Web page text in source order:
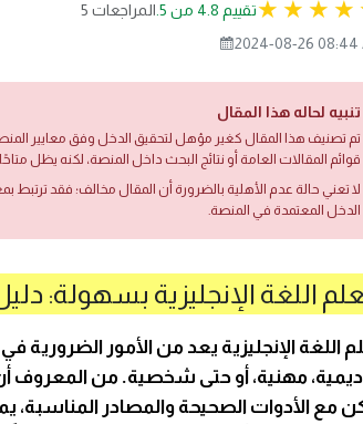
تقييم 4.8 من 5.
5 المراجعات
2024-08-26 08:44
تنبيه لحاله هذا المقال
تم تصنيف هذا المقال كغير مؤهل لتحقيق الدخل وفق معايير
قوائم المقالات العامة أو نتائج البحث داخل المنصة، لكنه يظل
لا تعني حالة عدم الأهلية بالضرورة أن المقال مخالف؛ فقد ترتبط
الدخل المعتمدة في المنصة.
اللغة الإنجليزية بسهولة:
اللغة الإنجليزية يعد من الأمور الضرورية
مهنية، أو حتى شخصية. من المعروف
مع الأدوات الصحيحة والمصادر المناسبة،